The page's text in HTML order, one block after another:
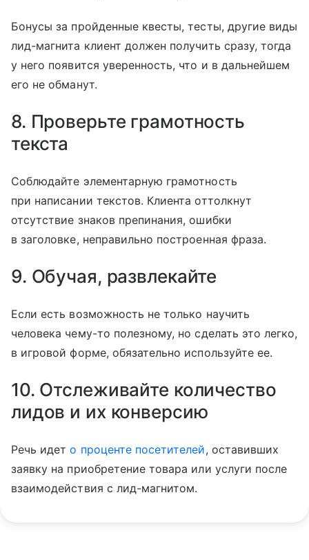
Бонусы за пройденные квесты, тесты, другие виды
лид-магнита клиент должен получить сразу, тогда
у него появится уверенность, что и в дальнейшем
его не обманут.
8. Проверьте грамотность
текста
Соблюдайте элементарную грамотность
при написании текстов. Клиента оттолкнут
отсутствие знаков препинания, ошибки
в заголовке, неправильно построенная фраза.
9. Обучая, развлекайте
Если есть возможность не только научить
человека чему-то полезному, но сделать это легко,
в игровой форме, обязательно используйте ее.
10. Отслеживайте количество
лидов и их конверсию
Речь идето проценте посетителей, оставивших
заявку на приобретение товара или услуги после
взаимодействия с лид-магнитом.